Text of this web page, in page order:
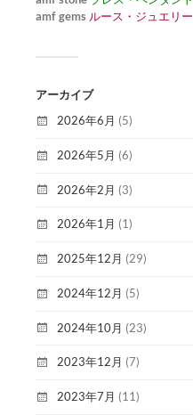
amf gems ルース・ジュエリー
アーカイブ
2026年6月 (5)
2026年5月 (6)
2026年2月 (3)
2026年1月 (1)
2025年12月 (29)
2024年12月 (5)
2024年10月 (23)
2023年12月 (7)
2023年7月 (11)